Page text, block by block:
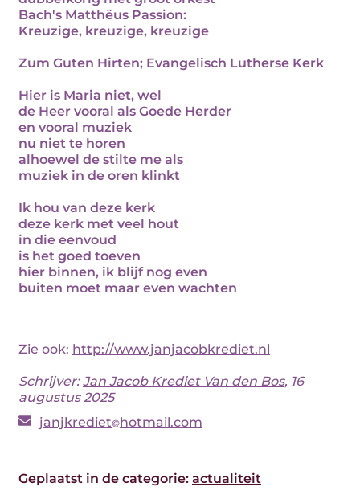
Bach's Matthëus Passion:
Kreuzige, kreuzige, kreuzige
Zum Guten Hirten; Evangelisch Lutherse Kerk
Hier is Maria niet, wel
de Heer vooral als Goede Herder
en vooral muziek
nu niet te horen
alhoewel de stilte me als
muziek in de oren klinkt
Ik hou van deze kerk
deze kerk met veel hout
in die eenvoud
is het goed toeven
hier binnen, ik blijf nog even
buiten moet maar even wachten
Zie ook: http://www.janjacobkrediet.nl
Schrijver:Jan Jacob Krediet Van den Bos, 16
augustus 2025
janjkrediet hotmail.com
Geplaatst in de categorie: actualiteit